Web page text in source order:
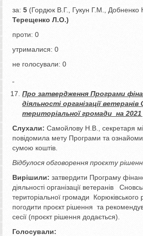
за: 5 (Гордюк В.Г., Гукун Г.М.,
Терещенко Л.О.)
проти: 0
утрималися: 0
не голосували: 0
Про затвердження Програми
діяльності організації ветеранів
територіальної громади на 2021
Слухали: Самойлову Н.В., секретаря
повідомила мету Програми та
сумою коштів.
Відбулося обговорення проєкту
Вирішили: затвердити Програму
діяльності організації ветеранів
територіальної громади Корюківського
погодити проєкт рішення та
сесії (проєкт рішення додається).
Голосували: